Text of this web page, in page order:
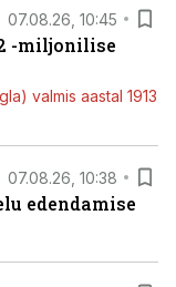
07.08.26, 10:45
-miljonilise
valmis aastal 1913
07.08.26, 10:38
edendamise